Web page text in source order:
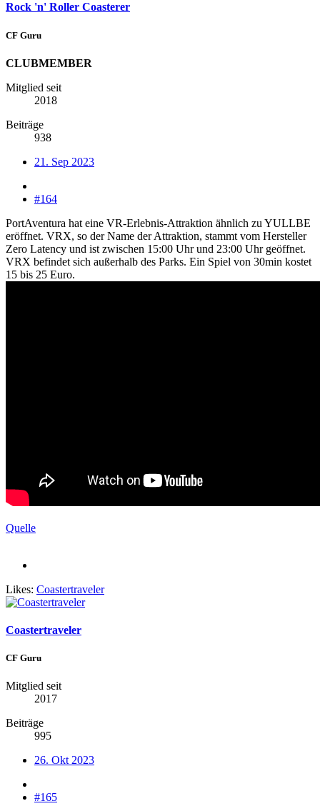
Rock 'n' Roller Coasterer
CF Guru
CLUBMEMBER
Mitglied seit
2018
Beiträge
938
21. Sep 2023
#164
PortAventura hat eine VR-Erlebnis-Attraktion ähnlich zu YULLBE
eröffnet. VRX, so der Name der Attraktion, stammt vom Hersteller
Zero Latency und ist zwischen 15:00 Uhr und 23:00 Uhr geöffnet.
VRX befindet sich außerhalb des Parks. Ein Spiel von 30min kostet
15 bis 25 Euro.
Quelle
Likes: Coastertraveler
Coastertraveler
CF Guru
Mitglied seit
2017
Beiträge
995
26. Okt 2023
#165